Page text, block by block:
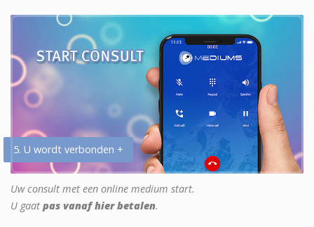
5. U wordt verbonden +
Uw consult met een online medium start.
U gaat pas vanaf hier betalen.